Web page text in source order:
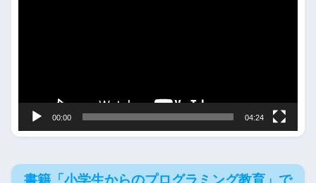
00:00 04:24
書籍「小学生からのプログラミング教育」で